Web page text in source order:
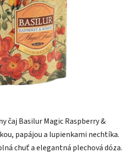
čaj Basilur Magic Raspberry &
papájou a lupienkami nechtíka.
chuť a elegantná plechová dóza.